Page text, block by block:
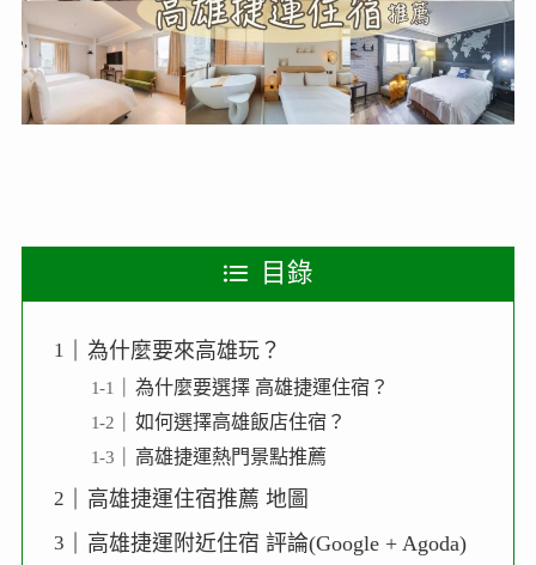
目錄
為什麼要來高雄玩？
為什麼要選擇 高雄捷運住宿？
如何選擇高雄飯店住宿？
高雄捷運熱門景點推薦
高雄捷運住宿推薦 地圖
高雄捷運附近住宿 評論(Google + Agoda)